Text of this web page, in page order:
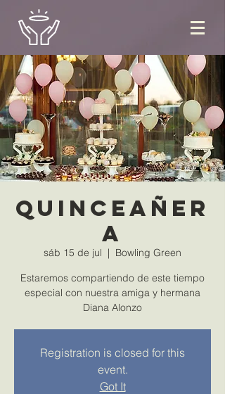
Quinceañer
a
sáb 15 de jul
  |
Bowling Green
Estaremos compartiendo de este tiempo
especial con nuestra amiga y hermana
Diana Alonzo
Registration is closed for this
event.
Got It